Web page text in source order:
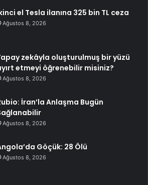
el Tesla ilanına 325 bin TL ceza
Ağustos 8, 2026
zekâyla oluşturulmuş bir yüzü
etmeyi öğrenebilir misiniz?
Ağustos 8, 2026
İran’la Anlaşma Bugün
Ağustos 8, 2026
Göçük: 28 Ölü
Ağustos 8, 2026